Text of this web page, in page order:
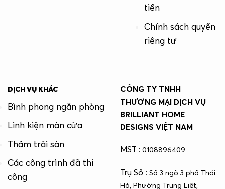
tiền
Chính sách quyền
riêng tư
DỊCH VỤ KHÁC
Bình phong ngăn phòng
Linh kiện màn cửa
Thảm trải sàn
Các công trình đã thi
công
CÔNG TY TNHH
THƯƠNG MẠI DỊCH VỤ
BRILLIANT HOME
DESIGNS VIỆT NAM
MST : 0108896409
Trụ Sở : Số 3 ngõ 3 phố Thái
Hà, Phường Trung Liệt,